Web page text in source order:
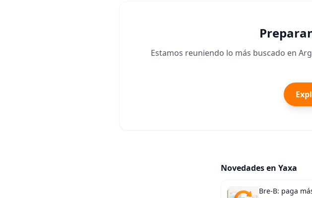
Estamos reuniendo lo más buscado en
Novedades en Yaxa
Bre-B: paga